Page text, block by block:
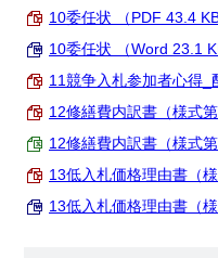
10委任状 （PDF 43.4 KB
10委任状 （Word 23.1
11競争入札参加者心得_
12修繕費内訳書（様式
12修繕費内訳書（様式
13低入札価格理由書（
13低入札価格理由書（